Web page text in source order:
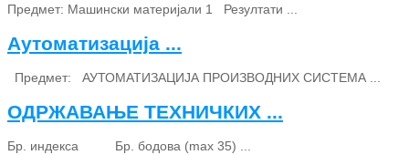
Предмет: Машински материјали 1 Резултати ...
Аутоматизација ...
Предмет: АУТОМАТИЗАЦИЈА ПРОИЗВОДНИХ СИСТЕМА ...
ОДРЖАВАЊЕ ТЕХНИЧКИХ ...
Бр. индекса Бр. бодова (max 35) ...